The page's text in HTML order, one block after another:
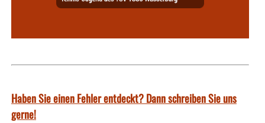
Haben Sie einen Fehler entdeckt? Dann schreiben Sie uns
gerne!